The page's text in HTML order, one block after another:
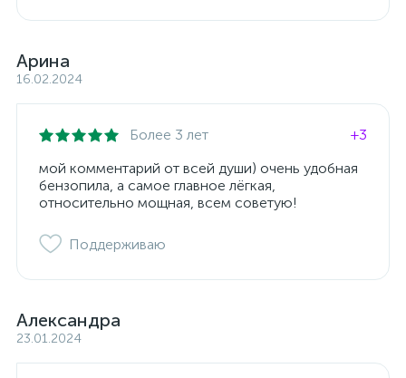
Арина
16.02.2024
Более 3 лет
+3
мой комментарий от всей души) очень удобная
бензопила, а самое главное лёгкая,
относительно мощная, всем советую!
Поддерживаю
Александра
23.01.2024